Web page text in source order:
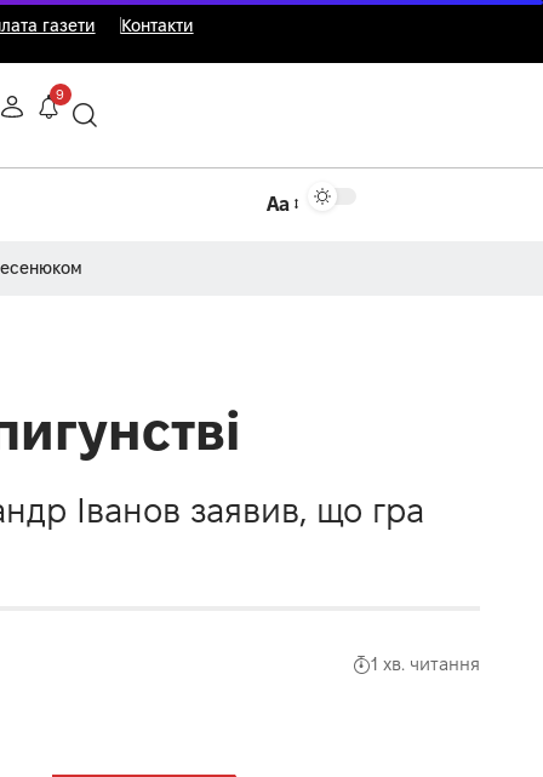
газети Контакти
9
Аа
Іванов заявив, що гра
1 хв. читання